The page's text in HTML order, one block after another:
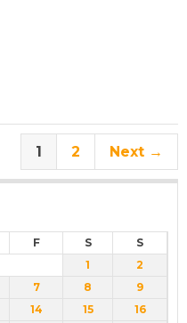
1 2 Next →
F S S
1
2
7 8
9
14 15
16